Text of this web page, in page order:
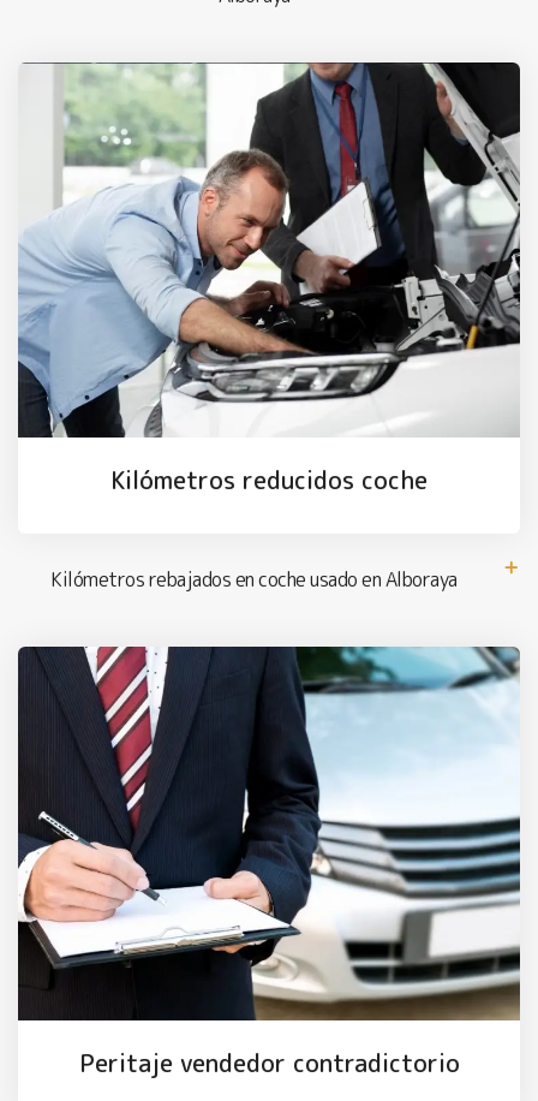
Kilómetros reducidos coche
Kilómetros rebajados en coche usado en Alboraya
Peritaje vendedor contradictorio